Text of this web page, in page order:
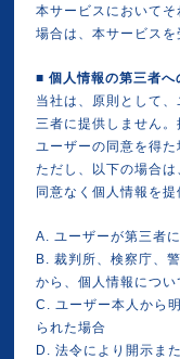
本サービスにおいて
場合は、本サービスを
■個人情報の第三者へ
当社は、原則として
三者に提供しません
ユーザーの同意を得た
ただし、以下の場合
同意なく個人情報を提
A. ユーザーが第三者
B. 裁判所、検察庁、
から、個人情報につ
C. ユーザー本人から
られた場合
D. 法令により開示ま